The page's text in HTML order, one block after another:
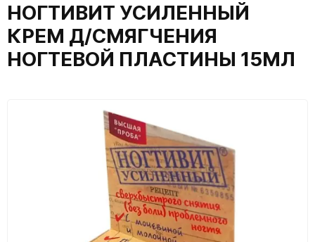
НОГТИВИТ УСИЛЕННЫЙ
КРЕМ Д/СМЯГЧЕНИЯ
НОГТЕВОЙ ПЛАСТИНЫ 15МЛ